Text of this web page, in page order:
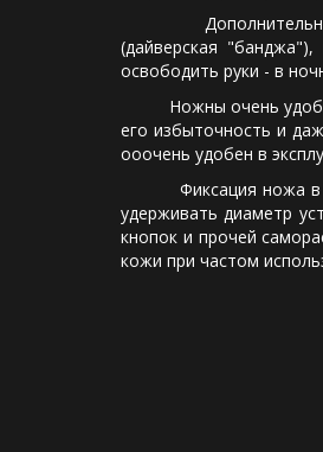
Дополнительно
(дайверская
освободить руки - в
Ножны очень удобны
его избыточность и
ооочень удобен в
Фиксация ножа в
удерживать диаметр
кнопок и прочей
кожи при частом